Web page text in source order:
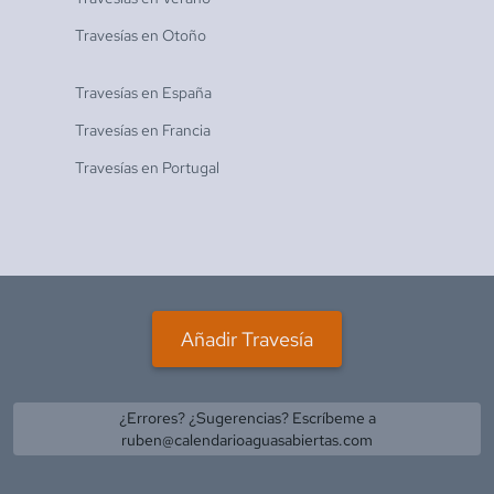
Travesías en Otoño
Travesías en España
Travesías en Francia
Travesías en Portugal
Añadir Travesía
¿Errores? ¿Sugerencias? Escríbeme a
ruben@calendarioaguasabiertas.com